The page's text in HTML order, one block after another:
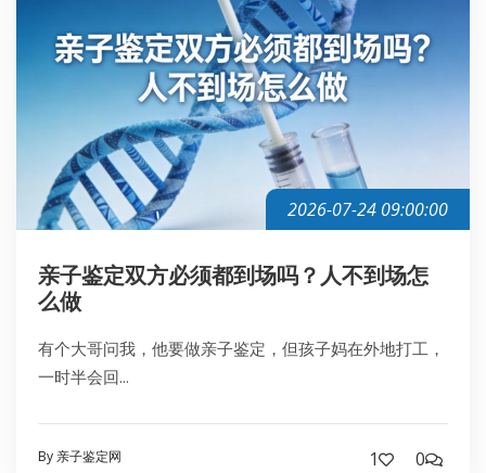
2026-07-24 09:00:00
亲子鉴定双方必须都到场吗？人不到场怎
么做
有个大哥问我，他要做亲子鉴定，但孩子妈在外地打工，
一时半会回...
By 亲子鉴定网 1 0